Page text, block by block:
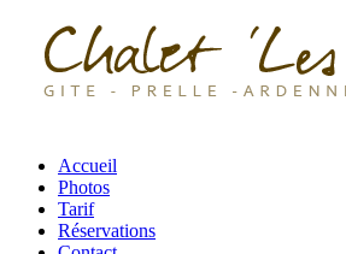
Accueil
Photos
Tarif
Réservations